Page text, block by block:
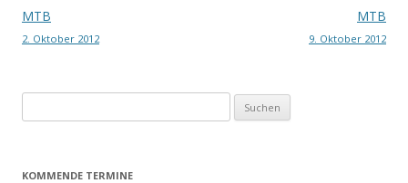
Navigation
MTB
2. Oktober 2012
MTB
9. Oktober 2012
nach:
KOMMENDE TERMINE